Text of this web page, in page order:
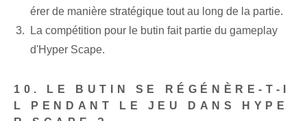
érer de manière stratégique tout au long de la partie.
La compétition pour le butin fait partie du gameplay
d'Hyper Scape.
10. LE BUTIN SE RÉGÉNÈRE-T-I
L PENDANT LE JEU DANS HYPE